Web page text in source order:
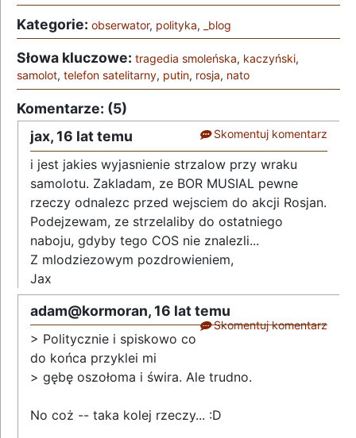
Kategorie: obserwator, polityka, _blog
Słowa kluczowe: tragedia smoleńska, kaczyński,
samolot, telefon satelitarny, putin, rosja, nato
Komentarze: (5)
jax,16 lat temu Skomentuj komentarz
i jest jakies wyjasnienie strzalow przy wraku
samolotu. Zakladam, ze BOR MUSIAL pewne
rzeczy odnalezc przed wejsciem do akcji Rosjan.
Podejzewam, ze strzelaliby do ostatniego
naboju, gdyby tego COS nie znalezli...
Z mlodziezowym pozdrowieniem,
Jax
adam@kormoran,16 lat temu
Skomentuj komentarz
> Politycznie i spiskowo co
do końca przyklei mi
> gębę oszołoma i świra. Ale trudno.
No coż -- taka kolej rzeczy... :D